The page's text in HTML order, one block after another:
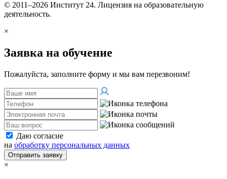
© 2011–2026 Институт 24. Лицензия на образовательную
деятельность.
×
Заявка на обучение
Пожалуйста, заполните форму и мы вам перезвоним!
Даю согласие
на обработку персональных данных
Отправить заявку
×